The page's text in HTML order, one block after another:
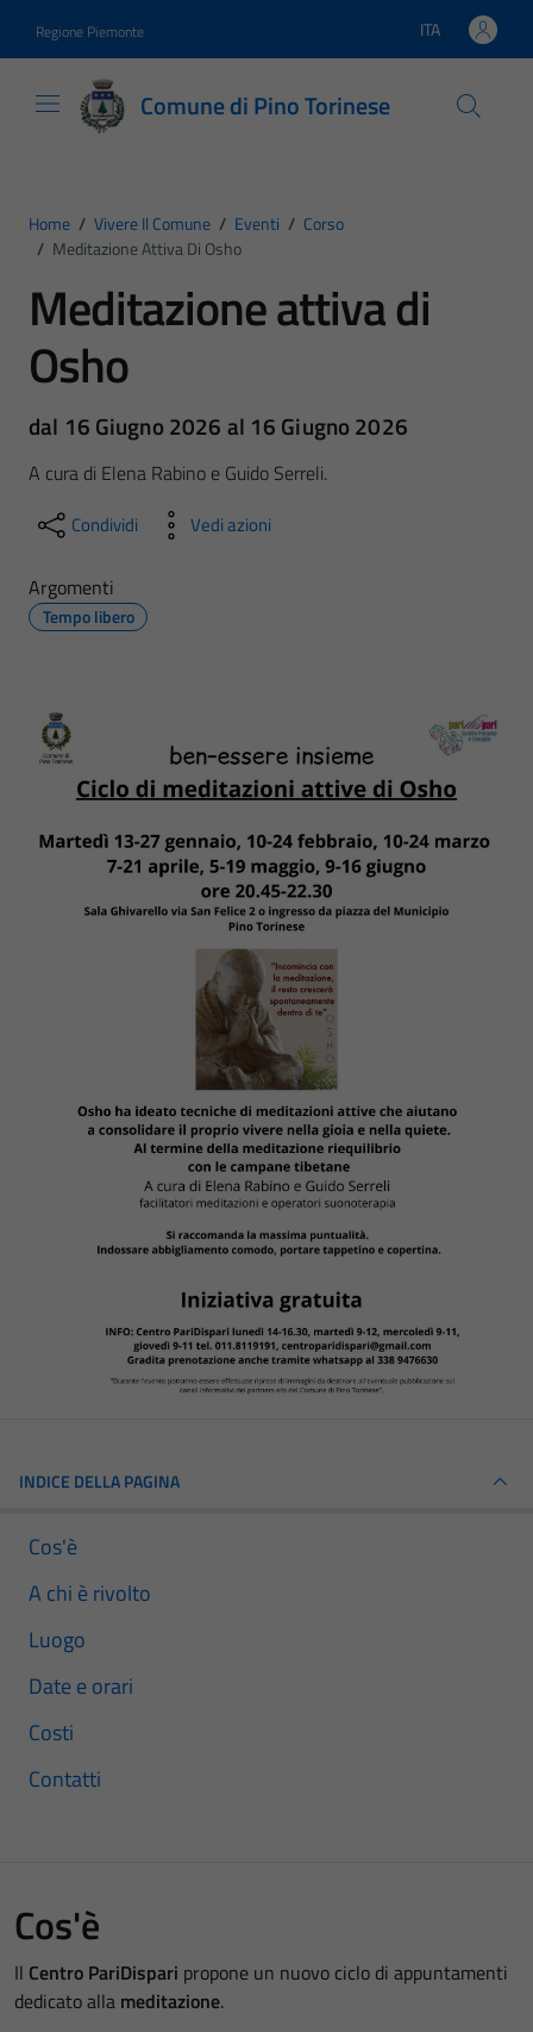
Regione Piemonte Lingua attiva:
ITA
Comune di Pino Torinese
Home / Vivere Il Comune / Eventi / Corso
/ Meditazione Attiva Di Osho
Meditazione attiva di
Osho
dal 16 Giugno 2026 al 16 Giugno 2026
A cura di Elena Rabino e Guido Serreli.
Condividi Vedi azioni
Argomenti
Tempo libero
INDICE DELLA PAGINA
Cos'è
A chi è rivolto
Luogo
Date e orari
Costi
Contatti
Cos'è
Il Centro PariDispari propone un nuovo ciclo di appuntamenti
dedicato alla meditazione.